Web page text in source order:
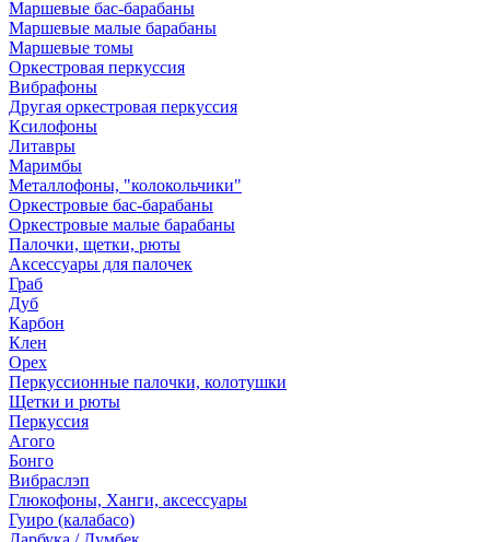
Маршевые бас-барабаны
Маршевые малые барабаны
Маршевые томы
Оркестровая перкуссия
Вибрафоны
Другая оркестровая перкуссия
Ксилофоны
Литавры
Маримбы
Металлофоны, "колокольчики"
Оркестровые бас-барабаны
Оркестровые малые барабаны
Палочки, щетки, рюты
Аксессуары для палочек
Граб
Дуб
Карбон
Клен
Орех
Перкуссионные палочки, колотушки
Щетки и рюты
Перкуссия
Агого
Бонго
Вибраслэп
Глюкофоны, Ханги, аксессуары
Гуиро (калабасо)